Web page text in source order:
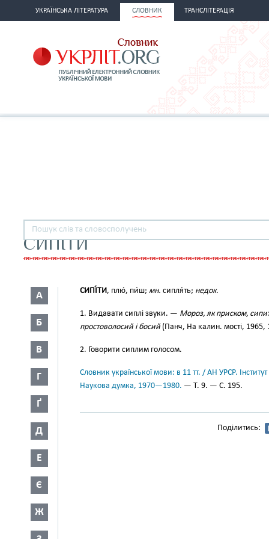
УКРАЇНСЬКА ЛІТЕРАТУРА СЛОВНИК ТРАНСЛІТЕРАЦІЯ
СИПІТИ
А
Б
В
Г
Ґ
Д
Е
Є
Ж
СИПІ́ТИ, плю́, пи́ш; мн. сипля́ть; недок.
1. Видавати сиплі звуки. — Мороз, як приском,
простоволосий і босий (Панч, На калин. мості, 1965,
2. Говорити сиплим голосом.
Словник української мови: в 11 тт. / АН УРСР.
Наукова думка, 1970—1980. — Т. 9. — С. 195.
Поділитись: